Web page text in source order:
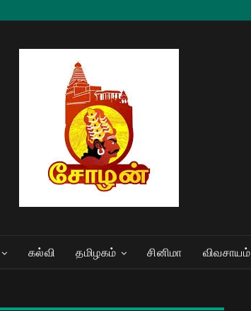
கல்வி தமிழகம் சினிமா விவசாயம்